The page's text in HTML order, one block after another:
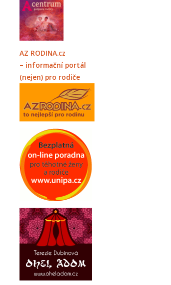
AZ RODINA.cz
– informační portál
(nejen) pro rodiče